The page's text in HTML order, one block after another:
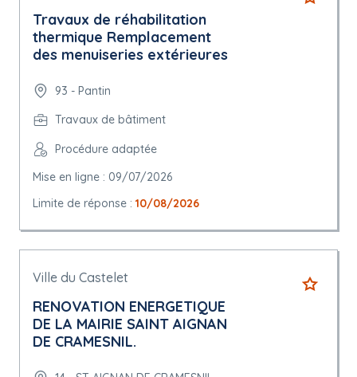
Travaux de réhabilitation
thermique Remplacement
des menuiseries extérieures
93 - Pantin
Travaux de bâtiment
Procédure adaptée
Mise en ligne : 09/07/2026
Limite de réponse : 10/08/2026
Ville du Castelet
RENOVATION ENERGETIQUE
DE LA MAIRIE SAINT AIGNAN
DE CRAMESNIL.